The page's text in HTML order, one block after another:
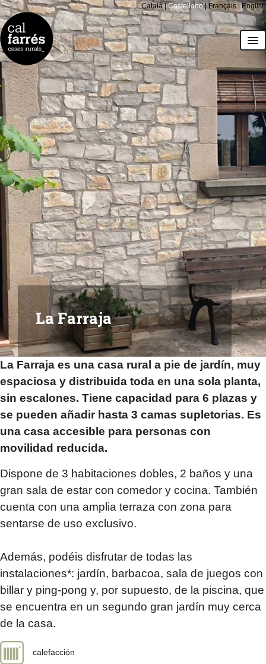
Català |Castellano| Français | English
casas
La Farraja
Les Corts
Todo el espacio
el entorno
precios y calendario
regala Cal Farrés
cómo llegar
FAQs
La Farraja
La Farraja es una casa rural a pie de jardín, muy
espaciosa y distribuida toda en una sola planta,
sin escalones. Tiene capacidad para 6 plazas y
se pueden añadir hasta 3 camas supletorias. Es
una casa accesible para personas con
movilidad reducida.
Dispone de 3 habitaciones dobles, 2 baños y una
gran sala de estar con comedor y cocina. También
cuenta con una amplia terraza con zona para
sentarse de uso exclusivo.
Además, podéis disfrutar de todas las
instalaciones*: jardín, barbacoa, sala de juegos con
billar y ping-pong y, por supuesto, de la piscina, que
se encuentra en un segundo gran jardín muy cerca
de la casa.
calefacción